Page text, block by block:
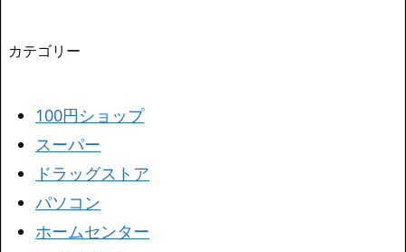
カテゴリー
100円ショップ
スーパー
ドラッグストア
パソコン
ホームセンター